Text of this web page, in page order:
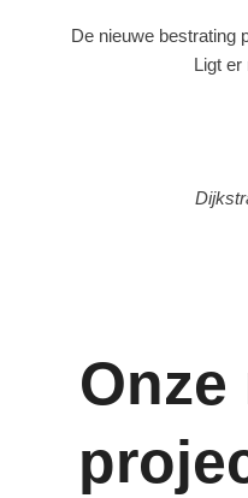
De nieuwe bestrating
Ligt er
Onze